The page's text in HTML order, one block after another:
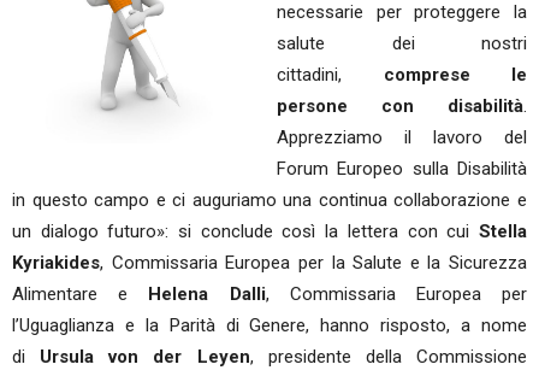
necessarie per proteggere la
salute dei nostri
cittadini, comprese le
persone con disabilità.
Apprezziamo il lavoro del
Forum Europeo sulla Disabilità
in questo campo e ci auguriamo una continua collaborazione e
un dialogo futuro»: si conclude così la lettera con cui Stella
Kyriakides, Commissaria Europea per la Salute e la Sicurezza
Alimentare e Helena Dalli, Commissaria Europea per
l’Uguaglianza e la Parità di Genere, hanno risposto, a nome
di Ursula von der Leyen, presidente della Commissione